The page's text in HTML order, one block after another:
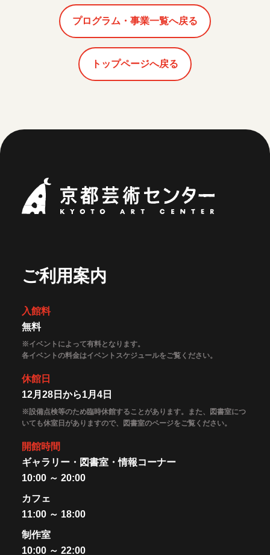
プログラム・事業一覧へ戻る
トップページへ戻る
ご利用案内
入館料
無料
※イベントによって有料となります。
各イベントの料金はイベントスケジュールをご覧ください。
休館日
12月28日から1月4日
※設備点検等のため臨時休館することがあります。また、図書室につ
いても休室日がありますので、図書室のページをご覧ください。
開館時間
ギャラリー・図書室・情報コーナー
10:00 ～ 20:00
カフェ
11:00 ～ 18:00
制作室
10:00 ～ 22:00